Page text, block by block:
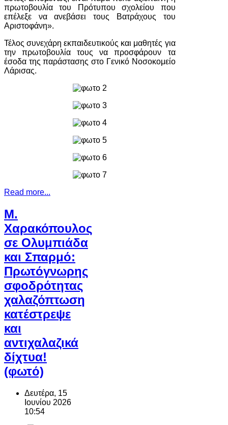
πρωτοβουλία του Πρότυπου σχολείου που
επέλεξε να ανεβάσει τους Βατράχους του
Αριστοφάνη».
Τέλος συνεχάρη εκπαιδευτικούς και μαθητές για
την πρωτοβουλία τους να προσφάρουν τα
έσοδα της παράστασης στο Γενικό Νοσοκομείο
Λάρισας.
Read more...
Μ.
Χαρακόπουλος
σε Ολυμπιάδα
και Σπαρμό:
Πρωτόγνωρης
σφοδρότητας
χαλαζόπτωση
κατέστρεψε
και
αντιχαλαζικά
δίχτυα!
(φωτό)
Δευτέρα, 15
Ιουνίου 2026
10:54